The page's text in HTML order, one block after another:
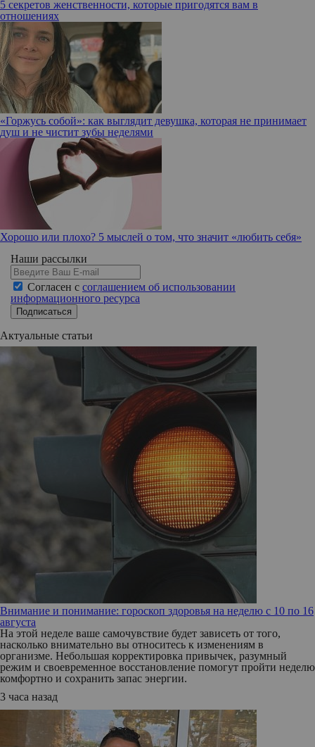
5 секретов женственности, которые пригодятся вам в
отношениях
«Горжусь собой»: как выглядит девушка, которая не принимает
душ и не чистит зубы неделями
Хорошо или плохо? 5 мыслей о том, что значит «любить себя»
Наши рассылки
Согласен с соглашением об использовании
информационного ресурса
Подписаться
Актуальные статьи
Внимание и понимание: гороскоп здоровья на неделю с 10 по 16
августа
На этой неделе ваше самочувствие будет зависеть от того,
насколько внимательно вы относитесь к изменениям в
организме. Небольшая корректировка привычек, разумный
режим и своевременное восстановление помогут пройти неделю
комфортно и сохранить запас энергии.
3 часа назад